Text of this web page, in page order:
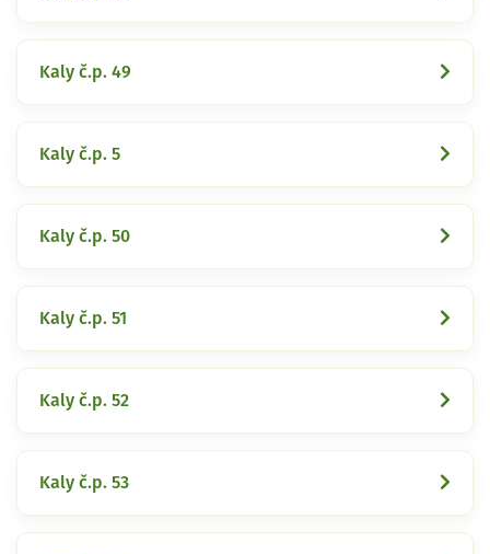
Kaly č.p. 49
Kaly č.p. 5
Kaly č.p. 50
Kaly č.p. 51
Kaly č.p. 52
Kaly č.p. 53